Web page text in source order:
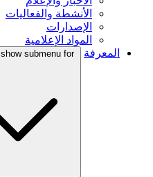
الأنشطة والفعاليات
الإصدارات
المواد الإعلامية
المعرفة
show submenu for "المعرفة"